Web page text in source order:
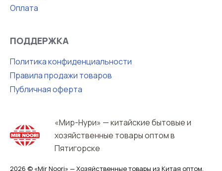
«Мир-Нури» — китайские бытовые и
хозяйственные товары оптом в
Пятигорске
2026 © «Mir Noori» — Хозяйственные товары из Китая оптом.
Оплата
ПОДДЕРЖКА
Политика конфиденциальности
Правила продажи товаров
Публичная оферта